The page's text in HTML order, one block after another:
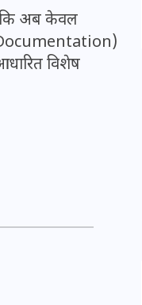
कि अब केवल
विशेष